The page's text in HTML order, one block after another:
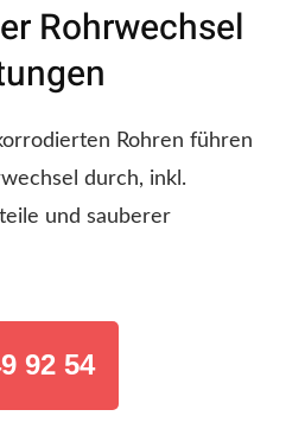
Rohrwechsel
Rohren führen
durch, inkl.
und sauberer
92 54